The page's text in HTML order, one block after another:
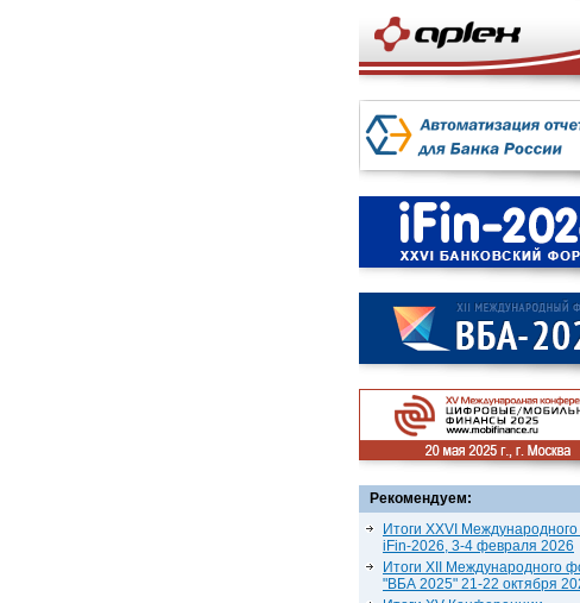
Рекомендуем:
Итоги XXVI
iFin-2026, 3-4 февраля 2026
Итоги XII Международного
"ВБА 2025" 21-22 октября